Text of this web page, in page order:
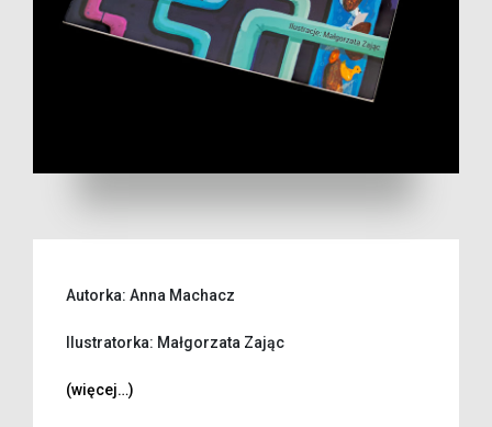
Autorka: Anna Machacz
Ilustratorka: Małgorzata Zając
(więcej…)